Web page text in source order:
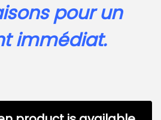
pour un
immédiat.